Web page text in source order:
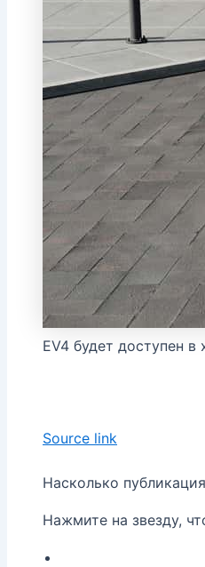
EV4 будет доступен
Source link
Насколько
Нажмите на звезду,